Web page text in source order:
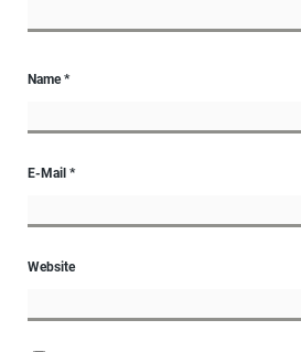
Name*
E-Mail *
Website